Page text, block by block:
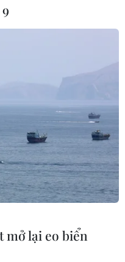
Mexico-Hoa Kỳ-
Mexico Mỹ
mở lại eo biển